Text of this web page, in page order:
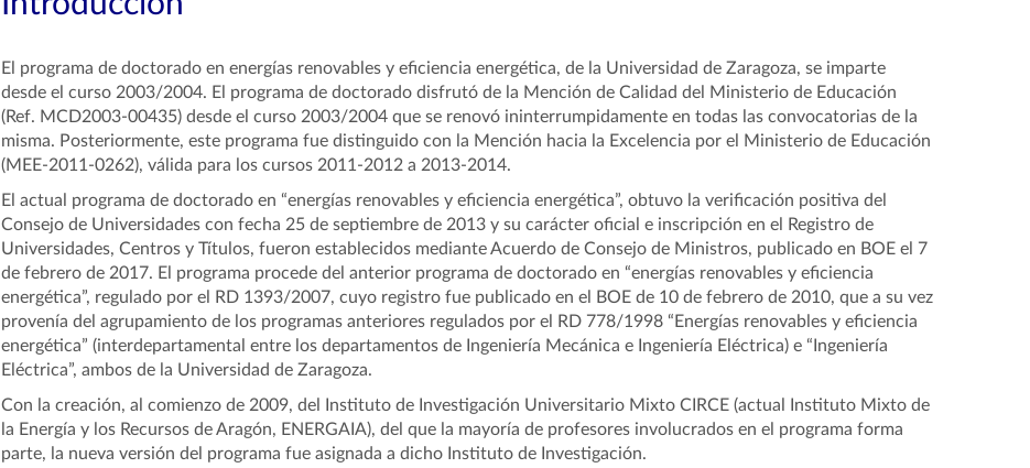
El programa de doctorado en energías renovables y eficiencia energética, de la Universidad de Zaragoza, se imparte
desde el curso 2003/2004. El programa de doctorado disfrutó de la Mención de Calidad del Ministerio de Educación
(Ref. MCD2003-00435) desde el curso 2003/2004 que se renovó ininterrumpidamente en todas las convocatorias de la
misma. Posteriormente, este programa fue distinguido con la Mención hacia la Excelencia por el Ministerio de Educación
(MEE-2011-0262), válida para los cursos 2011-2012 a 2013-2014.
El actual programa de doctorado en “energías renovables y eficiencia energética”, obtuvo la verificación positiva del
Consejo de Universidades con fecha 25 de septiembre de 2013 y su carácter oficial e inscripción en el Registro de
Universidades, Centros y Títulos, fueron establecidos mediante Acuerdo de Consejo de Ministros, publicado en BOE el 7
de febrero de 2017. El programa procede del anterior programa de doctorado en “energías renovables y eficiencia
energética”, regulado por el RD 1393/2007, cuyo registro fue publicado en el BOE de 10 de febrero de 2010, que a su vez
provenía del agrupamiento de los programas anteriores regulados por el RD 778/1998 “Energías renovables y eficiencia
energética” (interdepartamental entre los departamentos de Ingeniería Mecánica e Ingeniería Eléctrica) e “Ingeniería
Eléctrica”, ambos de la Universidad de Zaragoza.
Con la creación, al comienzo de 2009, del Instituto de Investigación Universitario Mixto CIRCE (actual Instituto Mixto de
la Energía y los Recursos de Aragón, ENERGAIA), del que la mayoría de profesores involucrados en el programa forma
parte, la nueva versión del programa fue asignada a dicho Instituto de Investigación.